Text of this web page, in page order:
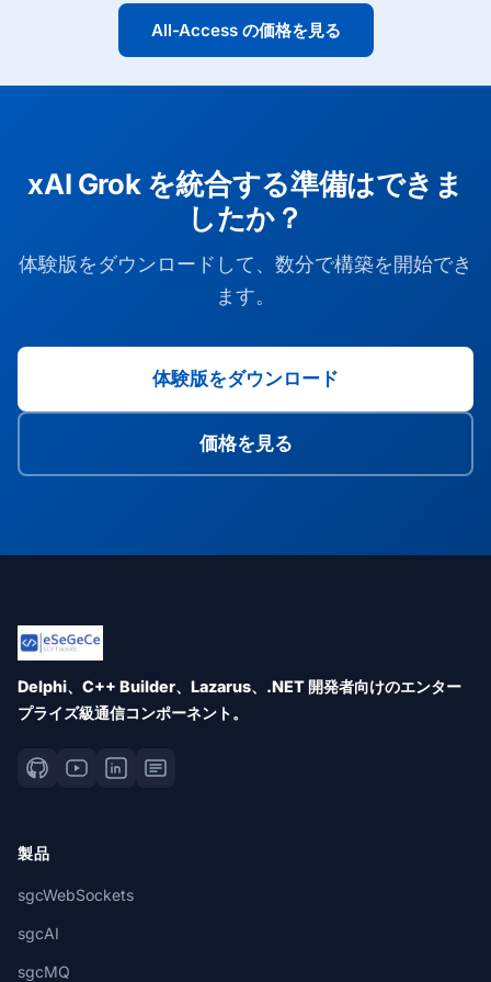
All-Access の価格を見る
xAI Grok を統合する準備はできま
したか？
体験版をダウンロードして、数分で構築を開始でき
ます。
体験版をダウンロード
価格を見る
Delphi、C++ Builder、Lazarus、.NET 開発者向けのエンター
プライズ級通信コンポーネント。
製品
sgcWebSockets
sgcAI
sgcMQ